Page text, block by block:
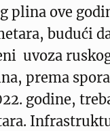
plina ove
budući
uvoza
prema
godine,